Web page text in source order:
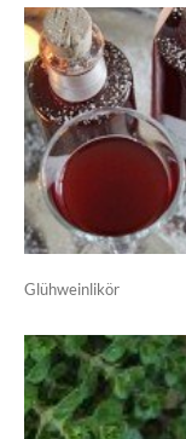
Glühweinlikör